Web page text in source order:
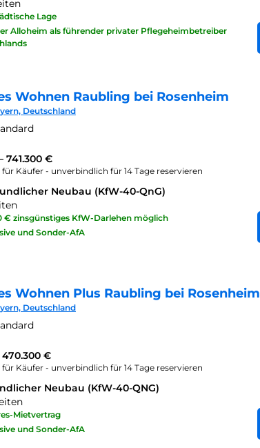
Lage
Alloheim als führender privater Pflegeheimbetreiber
Wohnen Raubling bei Rosenheim
Deutschland
741.300 €
Käufer - unverbindlich für 14 Tage reservieren
Neubau (KfW-40-QnG)
€ zinsgünstiges KfW-Darlehen möglich
und Sonder-AfA
Wohnen Plus Raubling bei Rosenheim
Deutschland
470.300 €
Käufer - unverbindlich für 14 Tage reservieren
Neubau (KfW-40-QNG)
Mietvertrag
und Sonder-AfA